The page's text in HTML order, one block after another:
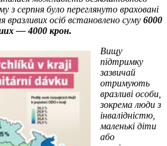
серпня було переглянуто враховані
осіб встановлено суму 6000
— 4000 крон.
Вищу
підтримку
зазвичай
отримують
вразливі особи,
зокрема люди з
інвалідністю,
маленькі діти
або